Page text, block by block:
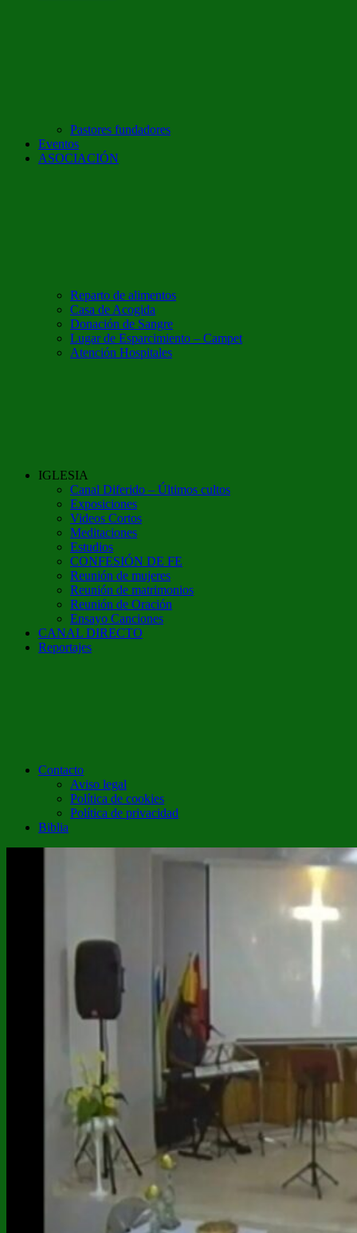
Pastores fundadores
Eventos
ASOCIACIÓN
Reparto de alimentos
Casa de Acogida
Donación de Sangre
Lugar de Esparcimiento – Campet
Atención Hospitales
IGLESIA
Canal Diferido – Últimos cultos
Exposiciones
Videos Cortos
Meditaciones
Estudios
CONFESIÓN DE FE
Reunión de mujeres
Reunión de matrimonios
Reunión de Oración
Ensayo Canciones
CANAL DIRECTO
Reportajes
Contacto
Aviso legal
Política de cookies
Política de privacidad
Biblia